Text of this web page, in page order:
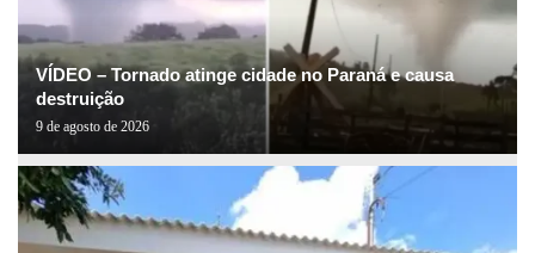
VÍDEO – Tornado atinge cidade no Paraná e causa
destruição
9 de agosto de 2026